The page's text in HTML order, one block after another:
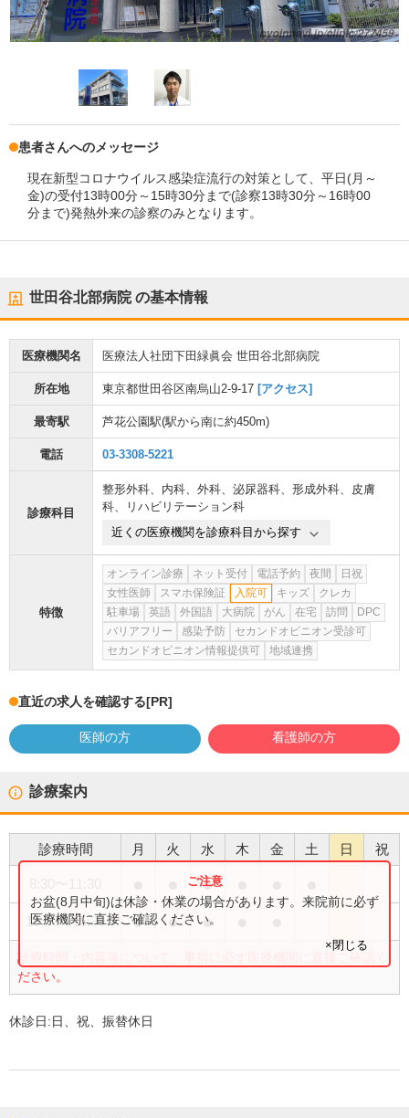
患者さんへのメッセージ
現在新型コロナウイルス感染症流行の対策として、平日(月～
金)の受付13時00分～15時30分まで(診察13時30分～16時00
分まで)発熱外来の診察のみとなります。
世田谷北部病院の基本情報
医療機関名 医療法人社団下田緑眞会 世田谷北部病院
所在地 東京都世田谷区南烏山2-9-17 [アクセス]
最寄駅 芦花公園駅(駅から南に約450m)
電話 03-3308-5221
診療科目
整形外科、 内科、 外科、 泌尿器科、 形成外科、 皮膚
科、
リハビリテーション科
近くの医療機関を診療科目から探す
特徴
オンライン診療 ネット受付 電話予約 夜間
日祝
女性医師
スマホ保険証 入院可 キッズ
クレカ
駐車場
英語 外国語 大病院 がん 在宅 訪問
DPC
バリアフリー
感染予防
セカンドオピニオン受診可
セカンドオピニオン情報提供可
地域連携
直近の求人を確認する[PR]
医師の方 看護師の方
診療案内
診療時間 月 火 水 木 金 土 日 祝
●
13:30〜15:30 ● ● ●
診療時間・内容等について、事前に必ず医療機関に直接ご確認く
ださい。
お盆(8月中旬)は休診・休業の場合があります。来院前に必ず
医療機関に直接ご確認ください。
×閉じる
休診日:日、祝、振替休日